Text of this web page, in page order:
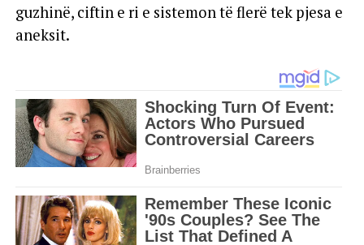
guzhinë, ciftin e ri e sistemon të flerë tek pjesa e
aneksit.